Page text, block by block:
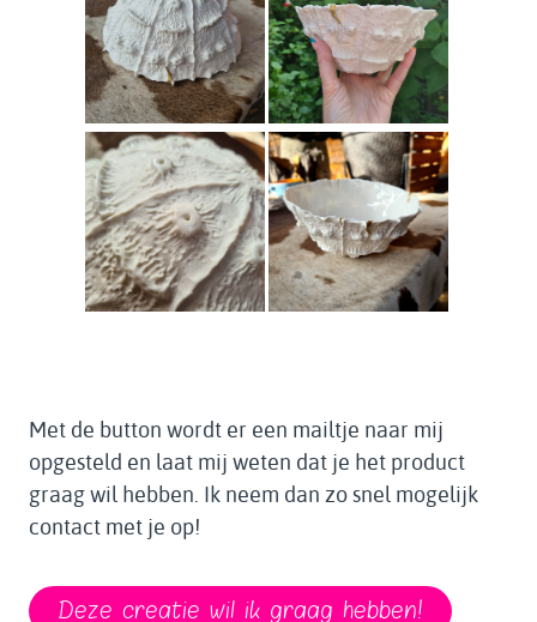
Met de button wordt er een mailtje naar mij
opgesteld en laat mij weten dat je het product
graag wil hebben. Ik neem dan zo snel mogelijk
contact met je op!
Deze creatie wil ik graag hebben!